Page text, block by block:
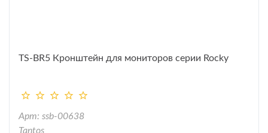
TS-BR5 Кронштейн для мониторов серии Rocky
Арт: ssb-00638
Tantos